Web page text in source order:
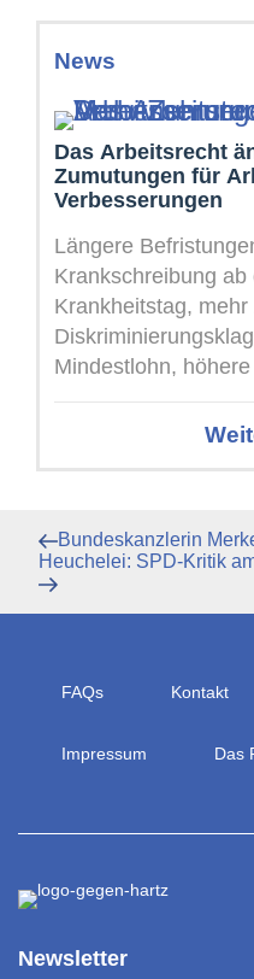
News
Das Arbeitsrecht
Zumutungen für
Verbesserungen
Längere
Krankschreibung ab
Krankheitstag, mehr
Mindestlohn,
und neue Regeln
Beitragsnavigation
Vorheriger
Beitrag
Bundeskanzlerin
Nächster
Beitrag
Heuchelei: SPD-Kritik
FAQs Kontakt
Impressum Das
Newsletter